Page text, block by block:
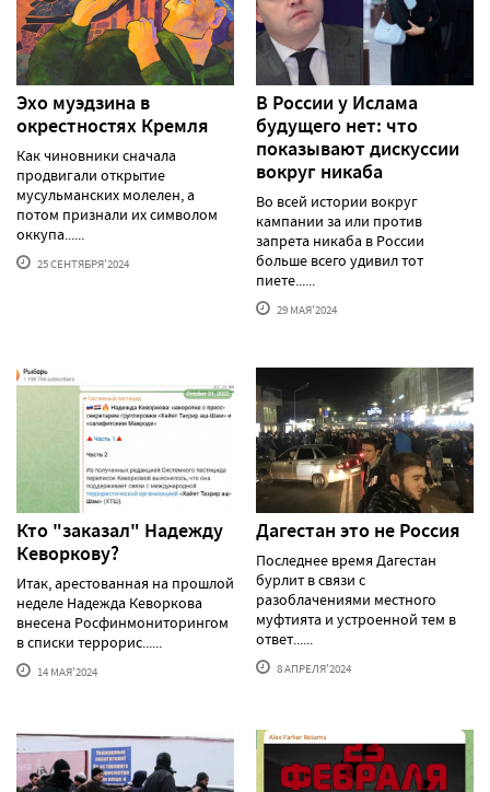
Эхо муэдзина в
окрестностях Кремля
Как чиновники сначала
продвигали открытие
мусульманских молелен, а
потом признали их символом
оккупа......
25 СЕНТЯБРЯ'2024
В России у Ислама
будущего нет: что
показывают дискуссии
вокруг никаба
Во всей истории вокруг
кампании за или против
запрета никаба в России
больше всего удивил тот
пиете......
29 МАЯ'2024
Кто "заказал" Надежду
Кеворкову?
Итак, арестованная на прошлой
неделе Надежда Кеворкова
внесена Росфинмониторингом
в списки террорис......
14 МАЯ'2024
Дагестан это не Россия
Последнее время Дагестан
бурлит в связи с
разоблачениями местного
муфтията и устроенной тем в
ответ......
8 АПРЕЛЯ'2024